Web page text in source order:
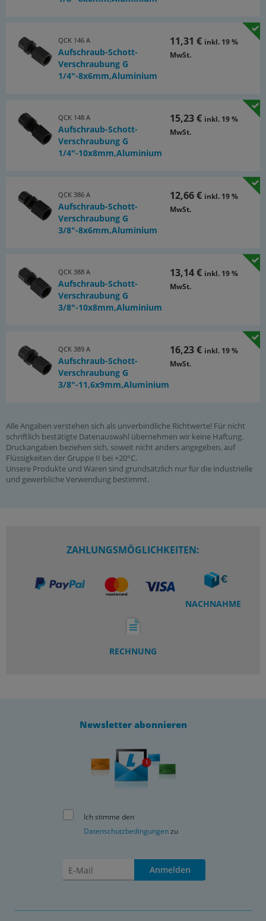
QCK 146 A
Aufschraub-Schott-
Verschraubung G
1/4"-8x6mm,Aluminium
11,31 € inkl. 19 %
MwSt.
QCK 148 A
Aufschraub-Schott-
Verschraubung G
1/4"-10x8mm,Aluminium
15,23 € inkl. 19 %
MwSt.
QCK 386 A
Aufschraub-Schott-
Verschraubung G
3/8"-8x6mm,Aluminium
12,66 € inkl. 19 %
MwSt.
QCK 388 A
Aufschraub-Schott-
Verschraubung G
3/8"-10x8mm,Aluminium
13,14 € inkl. 19 %
MwSt.
QCK 389 A
Aufschraub-Schott-
Verschraubung G
3/8"-11,6x9mm,Aluminium
16,23 € inkl. 19 %
MwSt.
Alle Angaben verstehen sich als unverbindliche Richtwerte! Für nicht
schriftlich bestätigte Datenauswahl übernehmen wir keine Haftung.
Druckangaben beziehen sich, soweit nicht anders angegeben, auf
Flüssigkeiten der Gruppe II bei +20°C.
Unsere Produkte und Waren sind grundsätzlich nur für die industrielle
und gewerbliche Verwendung bestimmt.
ZAHLUNGSMÖGLICHKEITEN:
NACHNAHME
RECHNUNG
Newsletter abonnieren
Ich stimme den
Datenschutzbedingungenzu
Anmelden